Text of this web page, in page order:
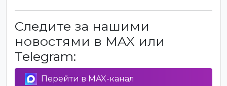
Следите за нашими
новостями в MAX или
Telegram:
Перейти в MAX-канал